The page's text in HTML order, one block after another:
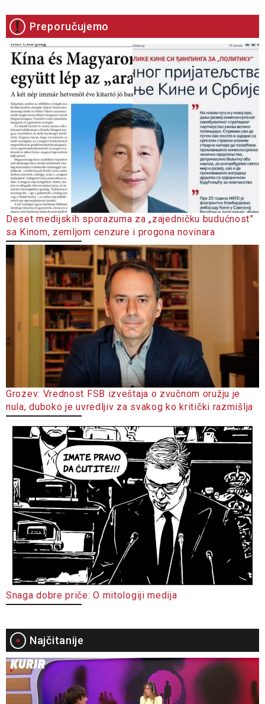
Preporučujemo
Deset medijskih sporazuma za „zajedničku budućnost”
sa Kinom, zemljom cenzure i progona novinara
Grozev: Vrednost FSB izveštaja o zvučnom oružju je
nula, duboko je uvredljiv za svakog ko kritički razmišlja
Snaga dobre priče: O mitologiji medija
Najčitanije